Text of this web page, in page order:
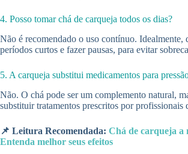
4. Posso tomar chá de carqueja todos os dias?
Não é recomendado o uso contínuo. Idealmente,
períodos curtos e fazer pausas, para evitar
5. A carqueja substitui medicamentos para
Não. O chá pode ser um complemento natural,
substituir tratamentos prescritos por profissionais
📌 Leitura Recomendada: Chá de carqueja a
Entenda melhor seus efeitos